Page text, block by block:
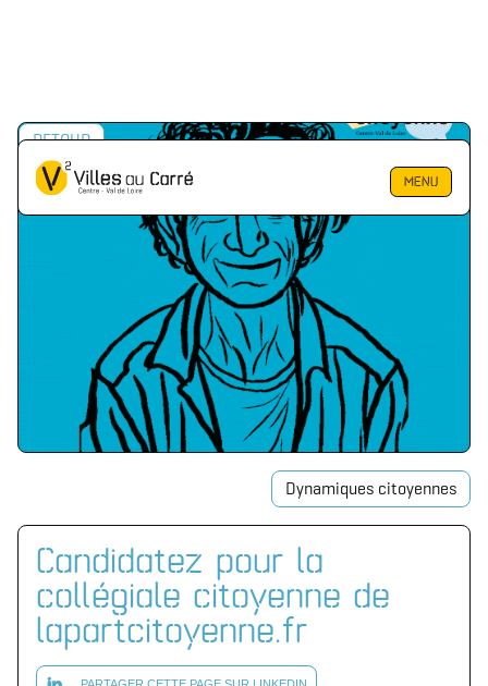
MENU
RETOUR
Dynamiques citoyennes
Candidatez pour la
collégiale citoyenne de
lapartcitoyenne.fr